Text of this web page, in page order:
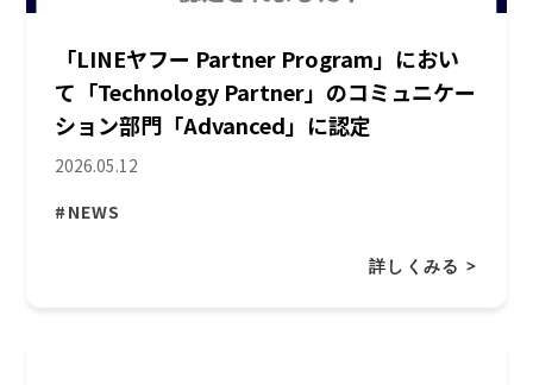
「LINEヤフー Partner Program」におい
て「Technology Partner」のコミュニケー
ション部門「Advanced」に認定
2026.05.12
#NEWS
詳しくみる >